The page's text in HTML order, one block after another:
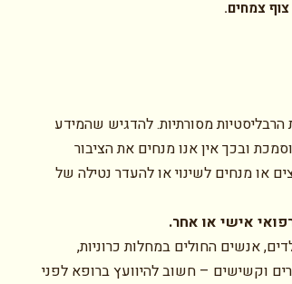
צמחים.
מסורתיות. להדגיש שהמידע
ובכך אין אנו מנחים את הציבור
או מנחים לשינוי או להעדר נטילה של
אישי או אחר.
אנשים החולים במחלות כרוניות,
וקשישים – חשוב להיוועץ ברופא לפני